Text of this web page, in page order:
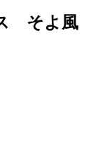
そよ風